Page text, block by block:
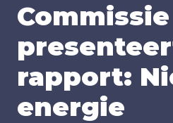
rap­port:
ener­gie